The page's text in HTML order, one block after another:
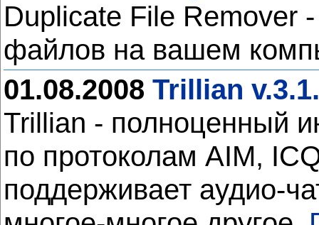
Duplicate File Remover
файлов на вашем
01.08.2008 Trillian
Trillian - полноценный
по протоколам AIM,
поддерживает аудио-